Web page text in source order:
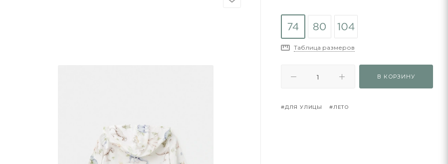
Таблица размеров
В КОРЗИНУ
#ДЛЯ УЛИЦЫ #ЛЕТО